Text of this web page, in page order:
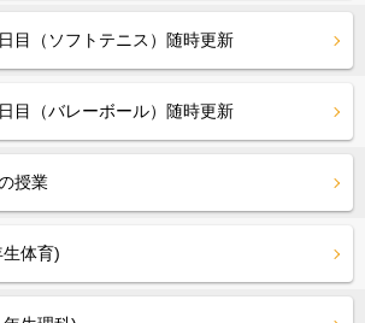
目（ソフトテニス）随時更新
目（バレーボール）随時更新
授業
体育)